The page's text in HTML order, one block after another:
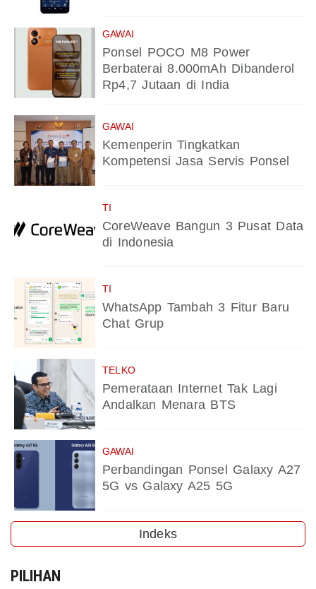
GAWAI
Ponsel POCO M8 Power
Berbaterai 8.000mAh Dibanderol
Rp4,7 Jutaan di India
GAWAI
Kemenperin Tingkatkan
Kompetensi Jasa Servis Ponsel
TI
CoreWeave Bangun 3 Pusat Data
di Indonesia
TI
WhatsApp Tambah 3 Fitur Baru
Chat Grup
TELKO
Pemerataan Internet Tak Lagi
Andalkan Menara BTS
GAWAI
Perbandingan Ponsel Galaxy A27
5G vs Galaxy A25 5G
Indeks
PILIHAN